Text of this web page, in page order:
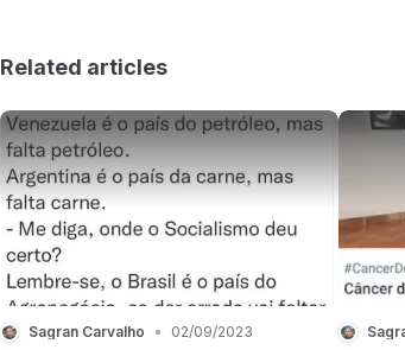
Related articles
Sagran Carvalho • 02/09/2023